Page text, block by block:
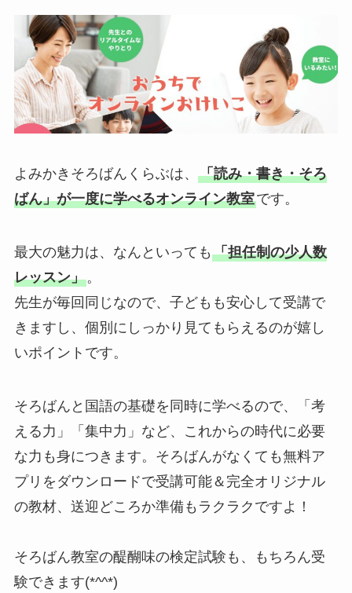
よみかきそろばんくらぶは、 「読み・書き・そろ
ばん」が一度に学べるオンライン教室です。
最大の魅力は、なんといっても 「担任制の少人数
レッスン」。
先生が毎回同じなので、子どもも安心して受講で
きますし、個別にしっかり見てもらえるのが嬉し
いポイントです。
そろばんと国語の基礎を同時に学べるので、「考
える力」「集中力」など、これからの時代に必要
な力も身につきます。そろばんがなくても無料ア
プリをダウンロードで受講可能＆完全オリジナル
の教材、送迎どころか準備もラクラクですよ！
そろばん教室の醍醐味の検定試験も、もちろん受
験できます(*^^*)